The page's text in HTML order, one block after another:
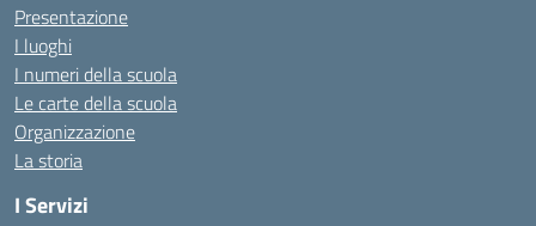
Presentazione
I luoghi
I numeri della scuola
Le carte della scuola
Organizzazione
La storia
I Servizi